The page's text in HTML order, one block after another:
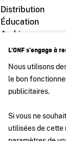
Distribution
Éducation
Archives
Blogue ONF
L’ONF s’engage à
Nous utilisons
le bon
publicitaires.
Si vous ne
utilisées de cette